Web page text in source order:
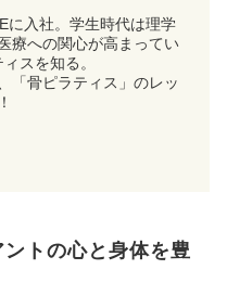
に入社。学生時代は理学
療への関心が高まってい
スを知る。
「骨ピラティス」のレッ
トの心と身体を豊